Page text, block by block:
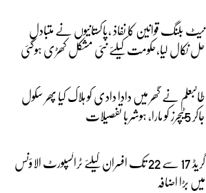
نیٹ بلنگ قوانین کا نفاذ ،پاکستانیوں نے متبادل
حل نکال لیا،حکومت کیلئے نئی مشکل کھڑی ہوگئی
طالبعلم نے گھر میں دادا دادی کو ہلاک کیا پھر سکول
جاکر 5ٹیچرز کو مارا، ہوشربا تفصیلات
گریڈ 17 سے 22 تک افسران کیلئے ٹرانسپورٹ الاؤنس
میں بڑا اضافہ